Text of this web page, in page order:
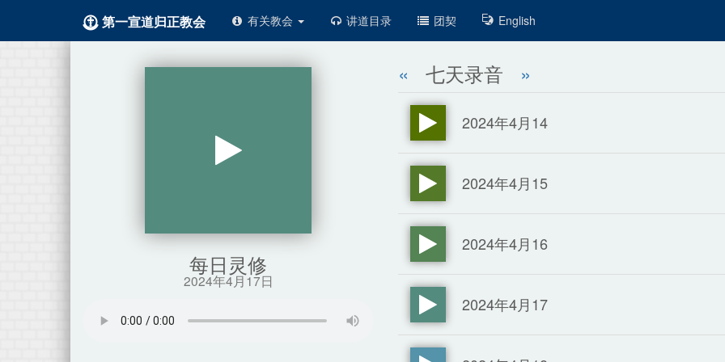
第一宣道归正教会 有关教会 讲道目录 团契 English
每日灵修
2024年4月17日
« 七天录音 »
2024年4月14
2024年4月15
2024年4月16
2024年4月17